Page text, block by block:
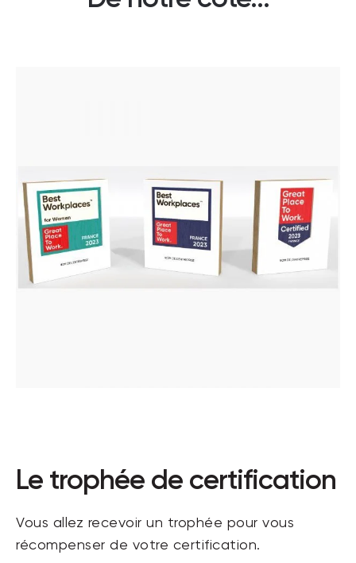
Le trophée de certification
Vous allez recevoir un trophée pour vous
récompenser de votre certification.